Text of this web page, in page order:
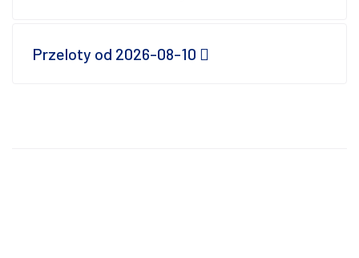
Przeloty od 2026-08-10